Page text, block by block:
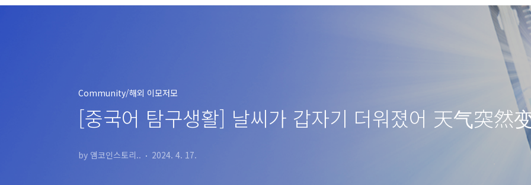
Community/해외 이모저모
[중국어 탐구생활] 날씨가 갑자기 더워졌어 天气突然
by 앰코인스토리.. 2024. 4. 17.